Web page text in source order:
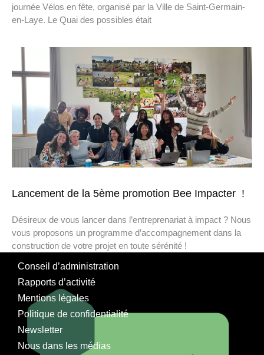
journée Vélos en fête, organisé par la Ville de Saint-Germain-
en-Laye. Le Quai des possibles était
Lancement de la 5ème promotion Bee Impacter !
Désireux de vous lancer dans l’entreprenariat à impact ? Nous
vous proposons un programme d’accompagnement dans la
construction de votre projet en toute sérénité !
Conseil d’administration
Rapports d’activité
Mentions légales
Politique de confidentialité
Newsletter
Nous dans les médias